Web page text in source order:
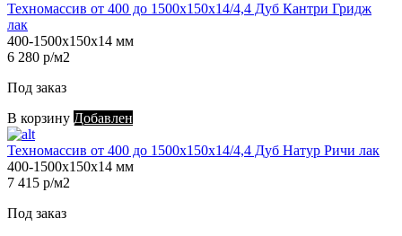
Техномассив от 400 до 1500х150х14/4,4 Дуб Кантри Гридж
лак
400-1500х150х14 мм
6 280 р/м2
Под заказ
В корзину Добавлен
Техномассив от 400 до 1500х150х14/4,4 Дуб Натур Ричи лак
400-1500х150х14 мм
7 415 р/м2
Под заказ